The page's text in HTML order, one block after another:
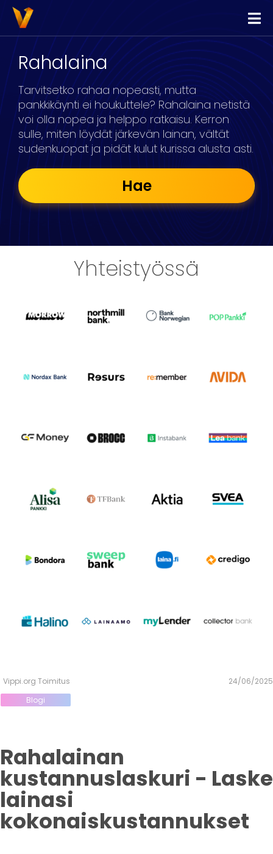
Vippi
Lainaa
Kilpailuta Lainat
Yhdistä Lainat
Yrityslimiitti
Rahalaina
Tarvitsetko rahaa nopeasti, mutta
pankkikäynti ei houkuttele? Rahalaina netistä
voi olla nopea ja helppo ratkaisu. Kerron
sulle, miten löydät järkevän lainan, vältät
sudenkuopat ja pidät kulut kurissa alusta asti.
Hae
Yhteistyössä
Vippi.org Toimitus
24/06/2025
Blogi
Rahalainan
kustannuslaskuri - Laske
lainasi
kokonaiskustannukset